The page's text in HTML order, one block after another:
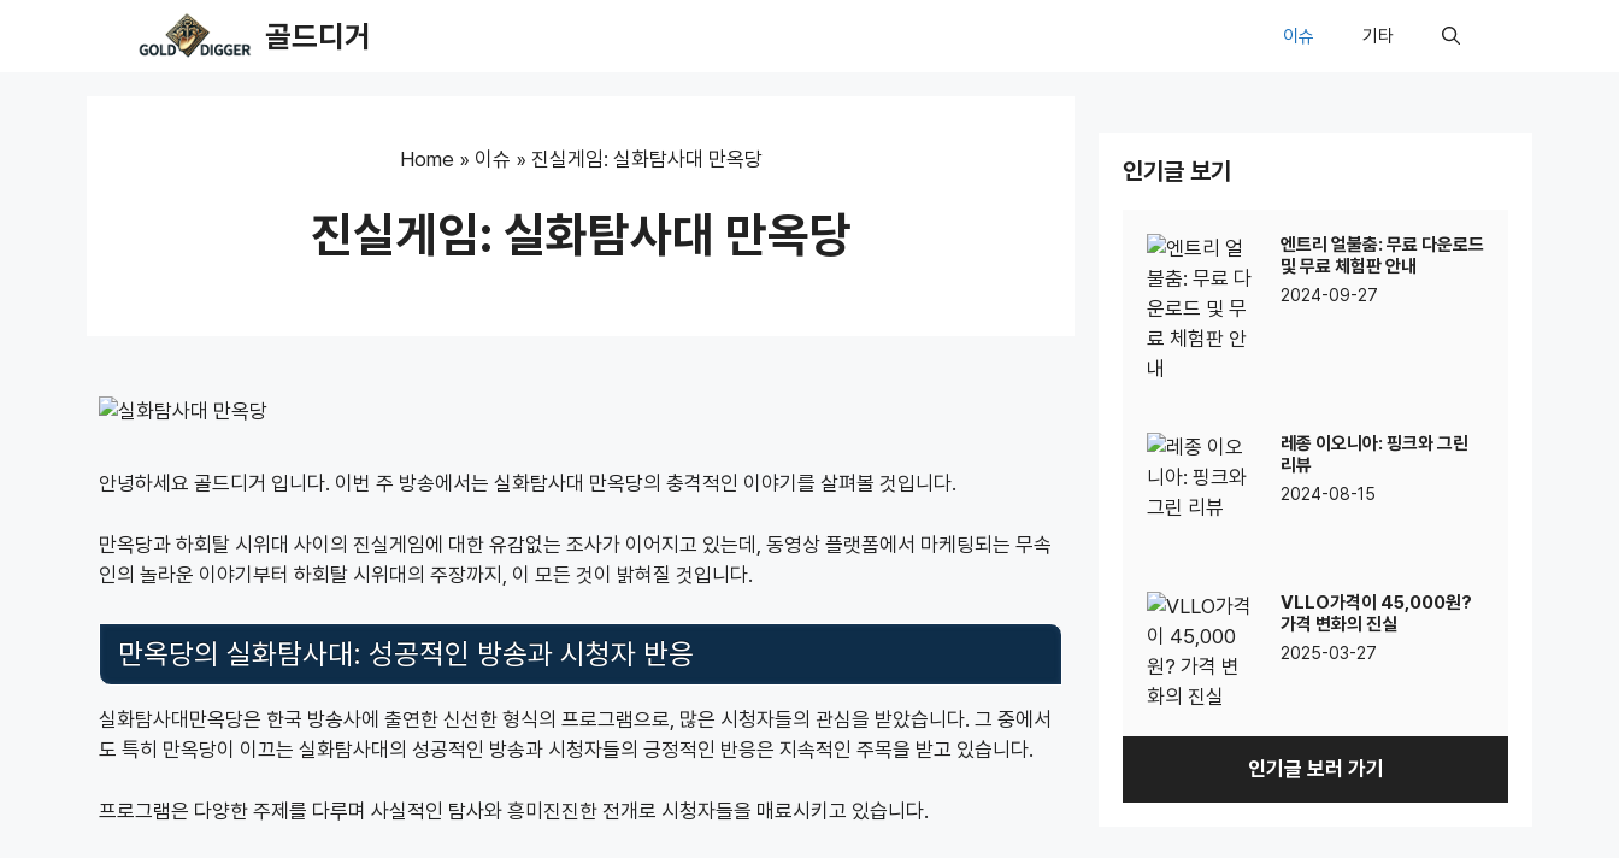
골드디거 이슈 기타
Home » 이슈 » 진실게임: 실화탐사대 만옥당
진실게임: 실화탐사대 만옥당
안녕하세요 골드디거 입니다. 이번 주 방송에서는 실화탐사대 만옥당의 충격적인 이야기를 살펴볼 것입니다.
만옥당과 하회탈 시위대 사이의 진실게임에 대한 유감없는 조사가 이어지고 있는데, 동영상 플랫폼에서 마케팅되는 무속
인의 놀라운 이야기부터 하회탈 시위대의 주장까지, 이 모든 것이 밝혀질 것입니다.
만옥당의 실화탐사대: 성공적인 방송과 시청자 반응
실화탐사대만옥당은 한국 방송사에 출연한 신선한 형식의 프로그램으로, 많은 시청자들의 관심을 받았습니다. 그 중에서
도 특히 만옥당이 이끄는 실화탐사대의 성공적인 방송과 시청자들의 긍정적인 반응은 지속적인 주목을 받고 있습니다.
프로그램은 다양한 주제를 다루며 사실적인 탐사와 흥미진진한 전개로 시청자들을 매료시키고 있습니다.
인기글 보기
엔트리 얼불춤: 무료 다운로드
및 무료 체험판 안내
2024-09-27
레종 이오니아: 핑크와 그린
리뷰
2024-08-15
VLLO가격이 45,000원?
가격 변화의 진실
2025-03-27
인기글 보러 가기